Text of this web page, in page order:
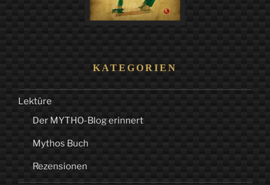
KATEGORIEN
Lektüre
Der MYTHO-Blog erinnert
Mythos Buch
Rezensionen